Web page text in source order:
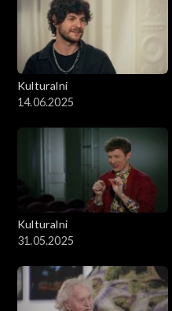
Kulturalni
14.06.2025
Kulturalni
31.05.2025